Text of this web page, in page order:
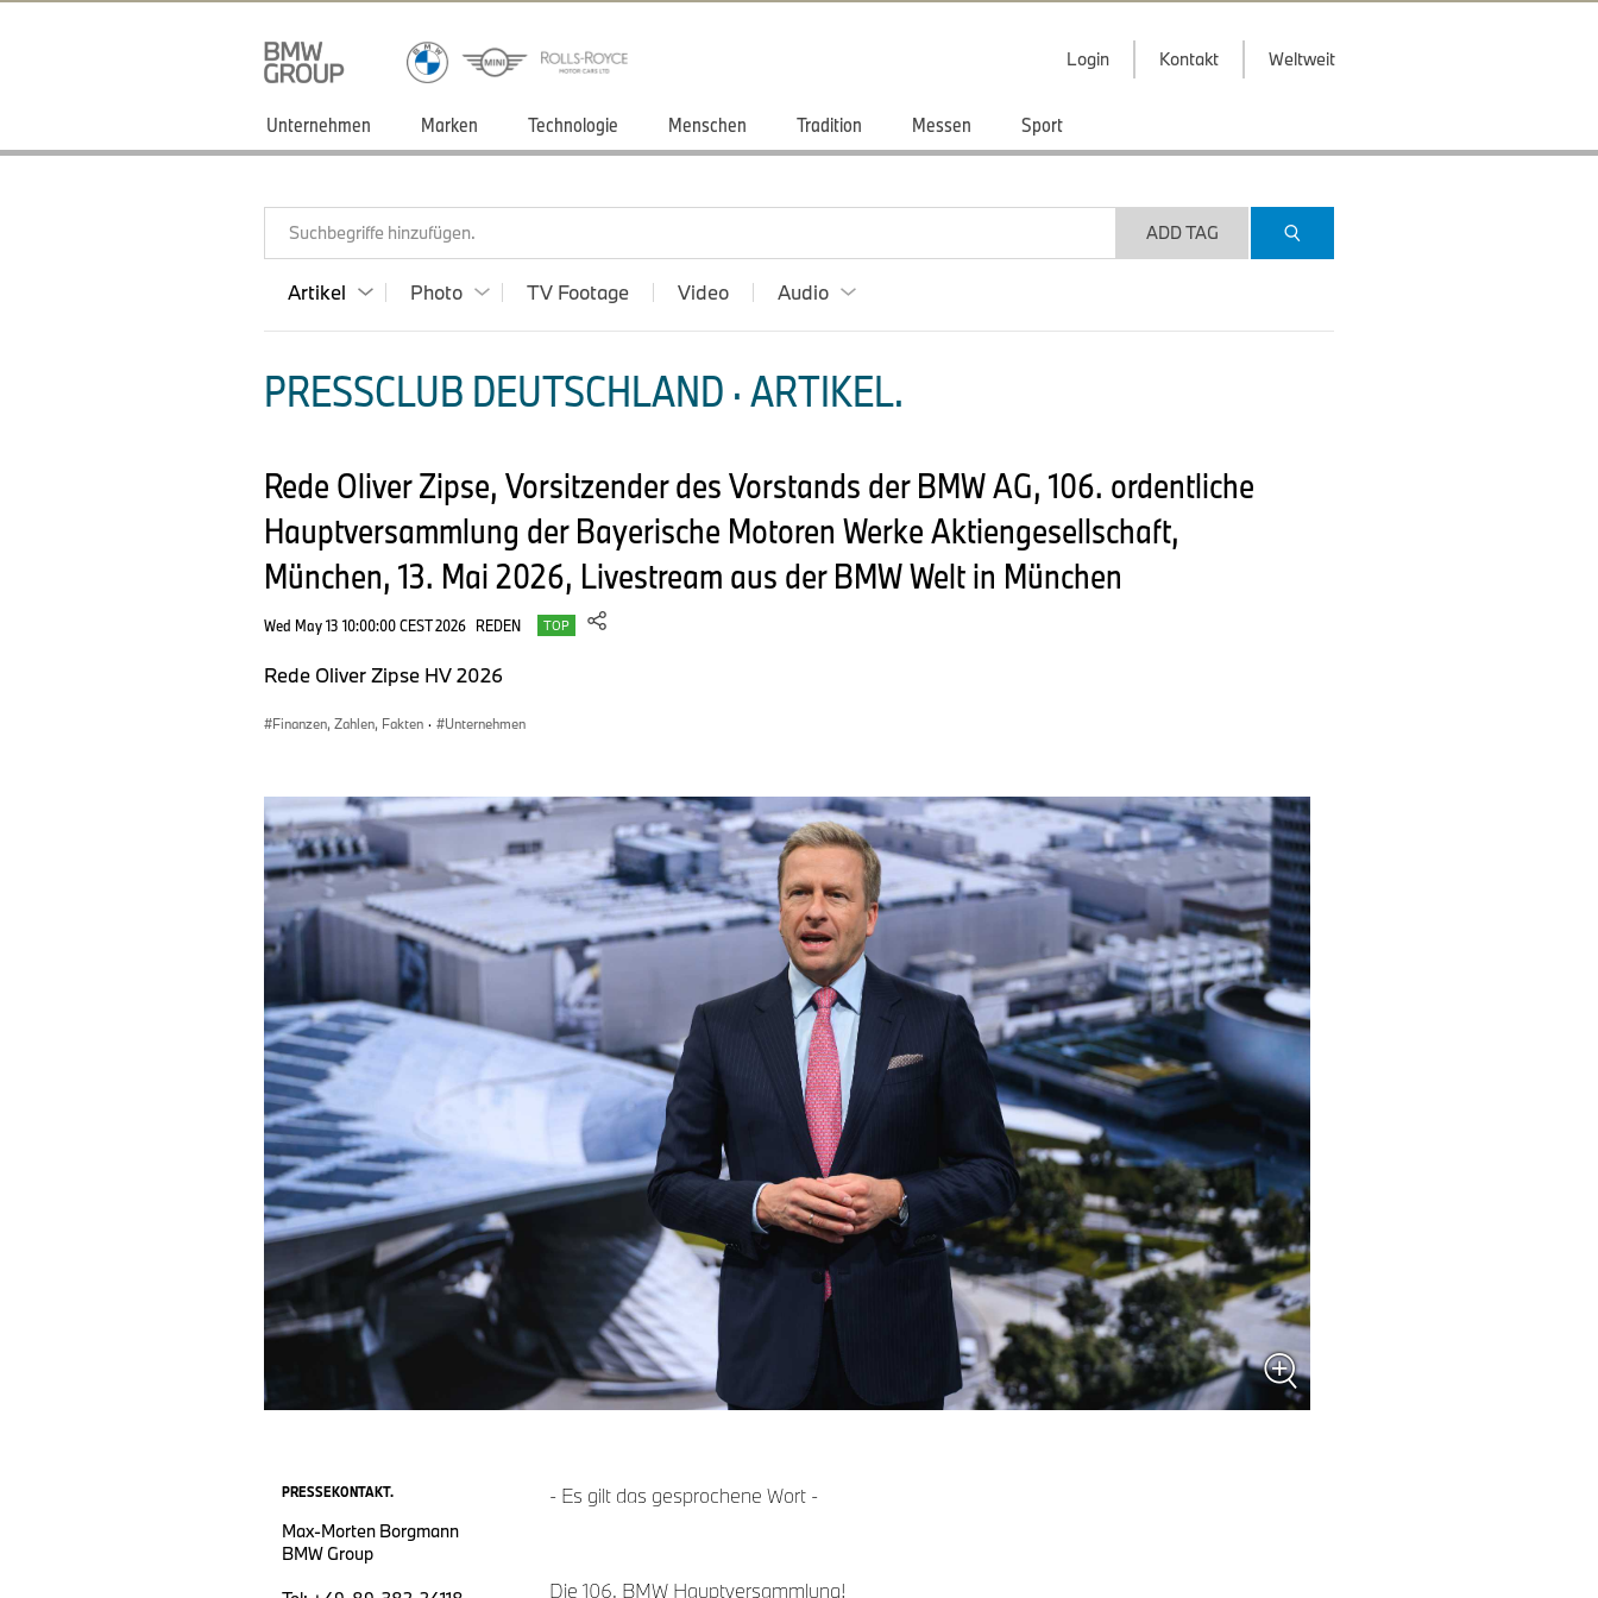
Login Kontakt Weltweit
Unternehmen Marken Technologie Menschen Tradition Messen Sport
Suchbegriffe hinzufügen. ADD TAG
Artikel Photo TV Footage Video Audio
PRESSCLUB DEUTSCHLAND · ARTIKEL.
Rede Oliver Zipse, Vorsitzender des Vorstands der BMW AG, 106. ordentliche
Hauptversammlung der Bayerische Motoren Werke Aktiengesellschaft,
München, 13. Mai 2026, Livestream aus der BMW Welt in München
Wed May 13 10:00:00 CEST 2026 REDEN TOP
Rede Oliver Zipse HV 2026
Finanzen, Zahlen, Fakten · Unternehmen
PRESSEKONTAKT.
Max-Morten Borgmann
BMW Group
- Es gilt das gesprochene Wort -
Die 106. BMW Hauptversammlung!